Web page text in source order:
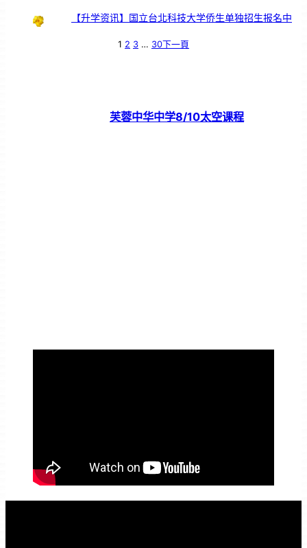
【升学资讯】国立台北科技大学侨生单独招生报名中
1 2 3 … 30下一頁
芙蓉中华中学8/10太空课程